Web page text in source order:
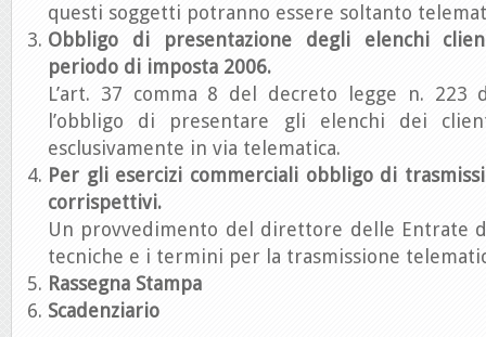
questi soggetti potranno essere soltanto
Obbligo di presentazione degli elenchi
periodo di imposta 2006.
L’art. 37 comma 8 del decreto legge n. 223
l’obbligo di presentare gli elenchi dei
esclusivamente in via telematica.
Per gli esercizi commerciali obbligo di
corrispettivi.
Un provvedimento del direttore delle Entrate
tecniche e i termini per la trasmissione
Rassegna Stampa
Scadenziario